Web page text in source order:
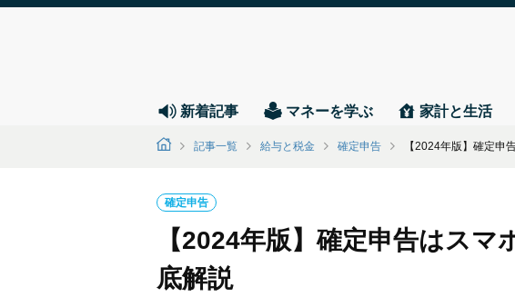
新着記事 マネーを学ぶ 家計と生活
記事一覧 給与と税金 確定申告 【2024年版】確定申
確定申告
【2024年版】確定申告はス
底解説